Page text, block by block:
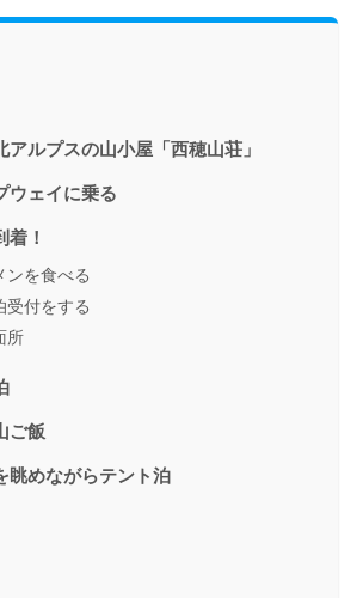
アルプスの山小屋「西穂山荘」
ウェイに乗る
着！
ンを食べる
受付をする
所
ご飯
眺めながらテント泊